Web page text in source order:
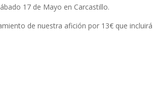
17 de Mayo en Carcastillo.
de nuestra afición por 13€ que incluirá